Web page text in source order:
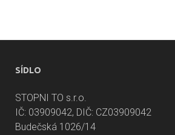
SÍDLO
STOPNI TO s.r.o.
IČ: 03909042, DIČ: CZ03909042
Budečská 1026/14